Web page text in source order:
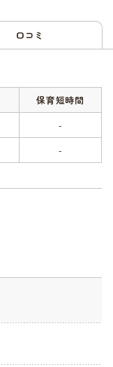
口コミ
保育短時間
-
-